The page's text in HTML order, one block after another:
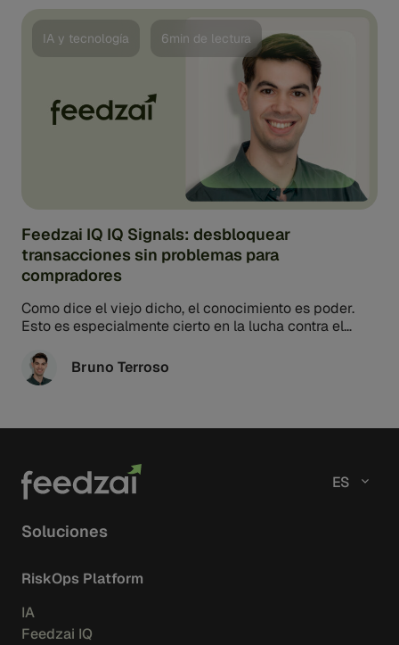
IA y tecnología 6min de lectura
Feedzai IQ IQ Signals: desbloquear
transacciones sin problemas para
compradores
Como dice el viejo dicho, el conocimiento es poder.
Esto es especialmente cierto en la lucha contra el
Bruno Terroso
ES
Soluciones
RiskOps Platform
IA
Feedzai IQ